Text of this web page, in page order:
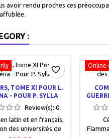
avoir rendu proches ces
:
TOME XI POUR L.
- POUR P. SYLLA
Review(s): 0
latin et en français,
des universités de
favorite_border Online